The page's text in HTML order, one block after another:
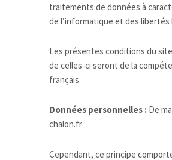
traitements de données à
de l’informatique et des
Les présentes conditions du
de celles-ci seront de la
français.
Données personnelles : De
chalon.fr
Cependant, ce principe